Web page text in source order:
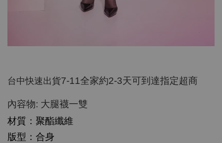
台中快速出貨7-11全家約2-3天可到達指定超商
內容物 : 大腿襪一雙
材質：聚酯纖維
版型：合身